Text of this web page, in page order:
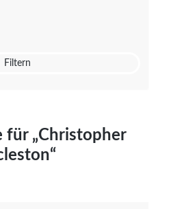
Filtern
für „Christopher